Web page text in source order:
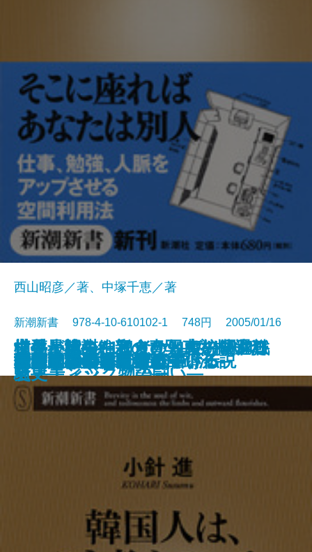
夢と欲望のコスメ戦争
世界最速のF1タイヤ―ブリヂスト
ン・エンジニアの闘い―
司法のしゃべりすぎ
薩摩の秘剣―野太刀自顕流―
世界が認めた和食の知恵―マクロ
ビオティック物語―
木に学ぶ
世間のウソ
大切なことは60字で書ける
横井小楠―維新の青写真を描いた
男―
できる人の書斎術
西山昭彦／著、中塚千恵／著
新潮新書 978-4-10-610102-1 748円 2005/01/16
新書電子書籍あり
韓国人は、こう考えている
金貸しの日本史
仁義なき英国タブロイド伝説
戦国武将の養生訓
嫉妬の世界史
松下政経塾とは何か
切手と戦争―もうひとつの昭和戦
史―
由布院の小さな奇跡
中傷と陰謀―アメリカ大統領選狂
騒史―
テレビの嘘を見破る